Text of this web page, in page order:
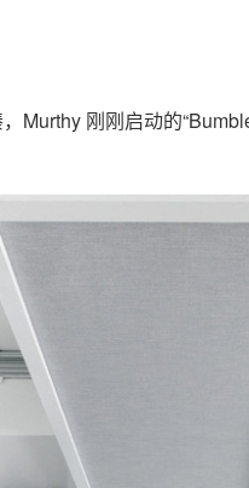
Murthy 刚刚启动的